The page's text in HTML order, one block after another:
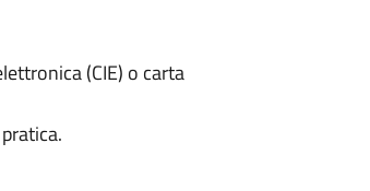
(CIE) o carta